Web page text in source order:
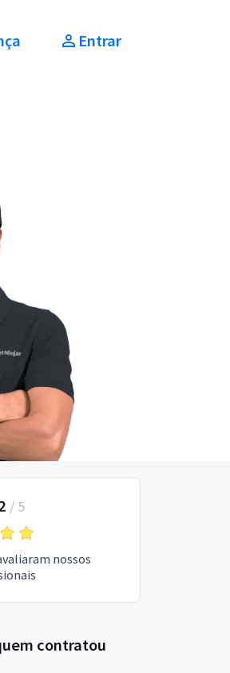
Entrar
/ 5
nossos
contratou